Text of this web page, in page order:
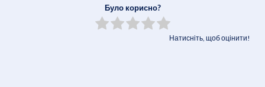
Було корисно?
Натисніть, щоб оцінити!